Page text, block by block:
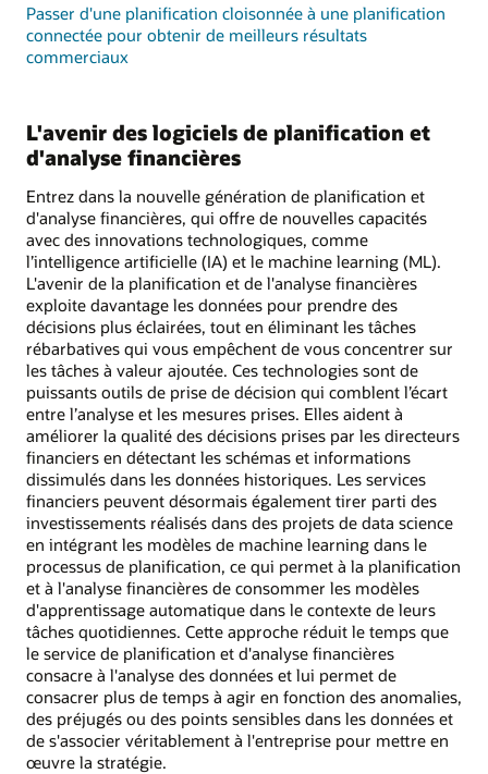
Passer d'une planification cloisonnée à une planification
connectée pour obtenir de meilleurs résultats
commerciaux
L'avenir des logiciels de planification et
d'analyse financières
Entrez dans la nouvelle génération de planification et
d'analyse financières, qui offre de nouvelles capacités
avec des innovations technologiques, comme
l’intelligence artificielle (IA) et le machine learning (ML).
L'avenir de la planification et de l'analyse financières
exploite davantage les données pour prendre des
décisions plus éclairées, tout en éliminant les tâches
rébarbatives qui vous empêchent de vous concentrer sur
les tâches à valeur ajoutée. Ces technologies sont de
puissants outils de prise de décision qui comblent l’écart
entre l’analyse et les mesures prises. Elles aident à
améliorer la qualité des décisions prises par les directeurs
financiers en détectant les schémas et informations
dissimulés dans les données historiques. Les services
financiers peuvent désormais également tirer parti des
investissements réalisés dans des projets de data science
en intégrant les modèles de machine learning dans le
processus de planification, ce qui permet à la planification
et à l'analyse financières de consommer les modèles
d'apprentissage automatique dans le contexte de leurs
tâches quotidiennes. Cette approche réduit le temps que
le service de planification et d'analyse financières
consacre à l'analyse des données et lui permet de
consacrer plus de temps à agir en fonction des anomalies,
des préjugés ou des points sensibles dans les données et
de s'associer véritablement à l'entreprise pour mettre en
œuvre la stratégie.